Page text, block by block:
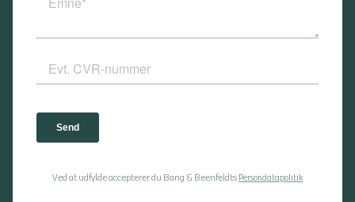
Ved at udfylde accepterer du Bang & Beenfeldts Persondatapolitik